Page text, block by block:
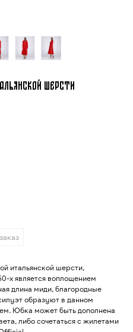
шерсти
итальянской шерсти,
х является воплощением
длина миди, благородные
образуют в данном
Юбка может быть дополнена
либо сочетаться с жилетами